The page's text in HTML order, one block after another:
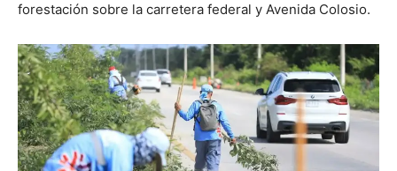
forestación sobre la carretera federal y Avenida Colosio.